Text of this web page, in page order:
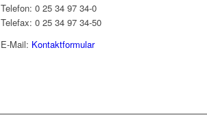
Telefon: 0 25 34 97 34-0
Telefax: 0 25 34 97 34-50
E-Mail: Kontaktformular